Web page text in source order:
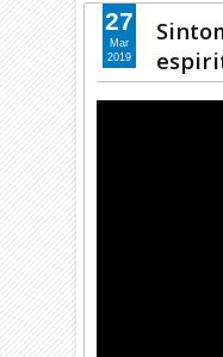
27
Mar
2019